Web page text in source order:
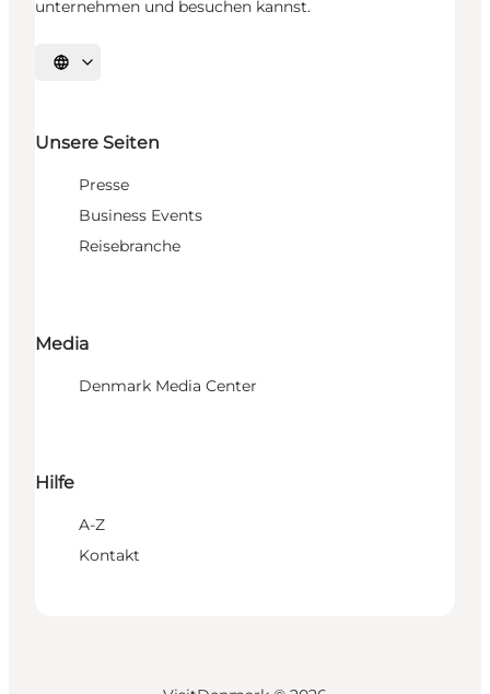
unternehmen und besuchen kannst.
Sprache auswählen
Unsere Seiten
Presse
Business Events
Reisebranche
Media
Denmark Media Center
Hilfe
A-Z
Kontakt